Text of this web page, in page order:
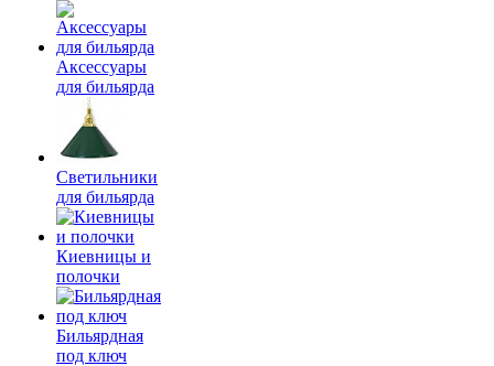
Аксессуары
для бильярда
Светильники
для бильярда
Киевницы и
полочки
Бильярдная
под ключ